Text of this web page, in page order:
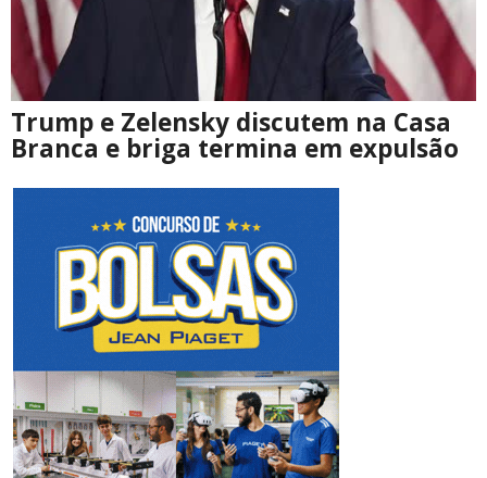
Trump e Zelensky discutem na Casa
Branca e briga termina em expulsão